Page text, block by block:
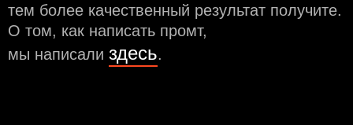
тем более качественный результат получите.
О том, как написать промт,
мы написали здесь.